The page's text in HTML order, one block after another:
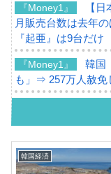
『Money1』
【
月販売台数は去年
『起亜』は9台だけ
『Money1』
韓国
も」⇒ 257万人赦免
『Money1』
韓国
だけで410億ドル、
韓国経済